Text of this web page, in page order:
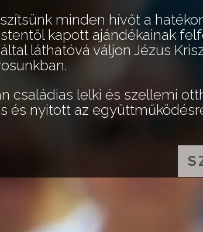
minden hívőt a
kapott ajándékainak
láthatóvá váljon Jézus
családias lelki és szellemi
és nyitott az